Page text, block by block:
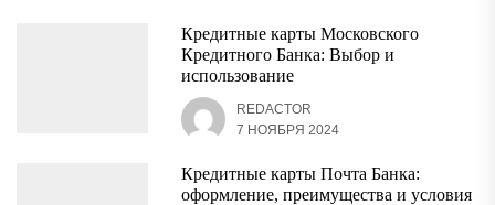
Кредитные карты Московского
Кредитного Банка: Выбор и
использование
REDACTOR
7 НОЯБРЯ 2024
Кредитные карты Почта Банка:
оформление, преимущества и условия